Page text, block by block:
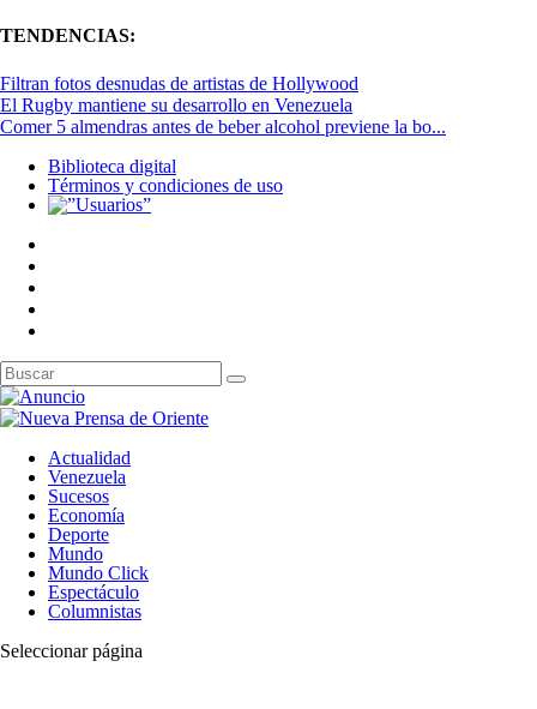
TENDENCIAS:
Filtran fotos desnudas de artistas de Hollywood
El Rugby mantiene su desarrollo en Venezuela
Comer 5 almendras antes de beber alcohol previene la bo...
Biblioteca digital
Términos y condiciones de uso
Actualidad
Venezuela
Sucesos
Economía
Deporte
Mundo
Mundo Click
Espectáculo
Columnistas
Seleccionar página